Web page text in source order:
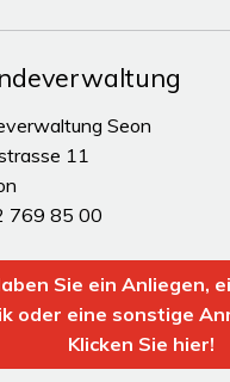
Seon
11
769 85 00
Sie ein Anliegen,
oder eine sonstige
Klicken Sie hier!